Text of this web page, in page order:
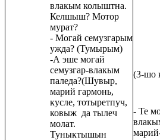
влакым колыштна.
Келшыш? Мотор
мурат?
- Могай семузгарым
ужда? (Тумырым)
-А эше могай
семузгар-влакым
паледа?(Шувыр,
марий гармонь,
кусле, тотыретпуч,
ковыж да тылеч
молат.
Туныктышын
(3-шо
- Те